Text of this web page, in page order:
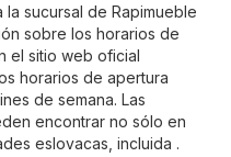
sucursal de Rapimueble
sobre los horarios de
el sitio web oficial
horarios de apertura
de semana. Las
encontrar no sólo en
eslovacas, incluida .